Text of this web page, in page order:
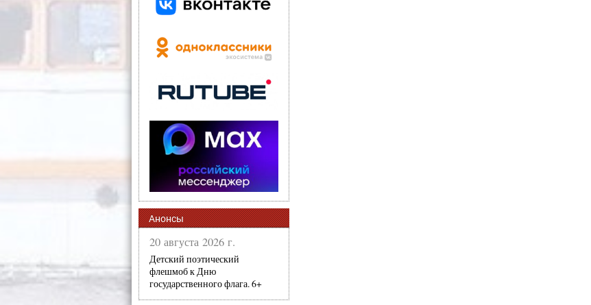
Анонсы
20 августа 2026 г.
Детский поэтический
флешмоб к Дню
государственного флага. 6+